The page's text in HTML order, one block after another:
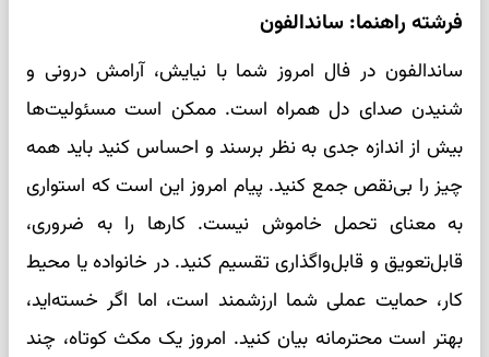
فرشته راهنما: ساندالفون
ساندالفون در فال امروز شما با نیایش، آرامش درونی و
شنیدن صدای دل همراه است. ممکن است مسئولیت‌ها
بیش از اندازه جدی به نظر برسند و احساس کنید باید همه
چیز را بی‌نقص جمع کنید. پیام امروز این است که استواری
به معنای تحمل خاموش نیست. کارها را به ضروری،
قابل‌تعویق و قابل‌واگذاری تقسیم کنید. در خانواده یا محیط
کار، حمایت عملی شما ارزشمند است، اما اگر خسته‌اید،
بهتر است محترمانه بیان کنید. امروز یک مکث کوتاه، چند